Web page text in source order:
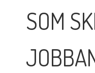
SOM